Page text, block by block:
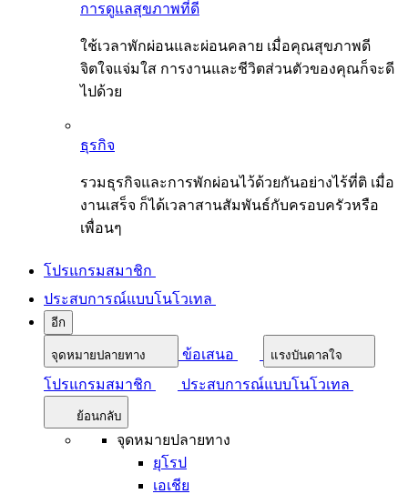
การดูแลสุขภาพที่ดี
ใช้เวลาพักผ่อนและผ่อนคลาย เมื่อคุณสุขภาพดี
จิตใจแจ่มใส การงานและชีวิตส่วนตัวของคุณก็จะดี
ไปด้วย
ธุรกิจ
รวมธุรกิจและการพักผ่อนไว้ด้วยกันอย่างไร้ที่ติ เมื่อ
งานเสร็จ ก็ได้เวลาสานสัมพันธ์กับครอบครัวหรือ
เพื่อนๆ
โปรแกรมสมาชิก
ประสบการณ์แบบโนโวเทล
อีก
จุดหมายปลายทาง ข้อเสนอ แรงบันดาลใจ
โปรแกรมสมาชิก ประสบการณ์แบบโนโวเทล
ย้อนกลับ
จุดหมายปลายทาง
ยุโรป
เอเชีย